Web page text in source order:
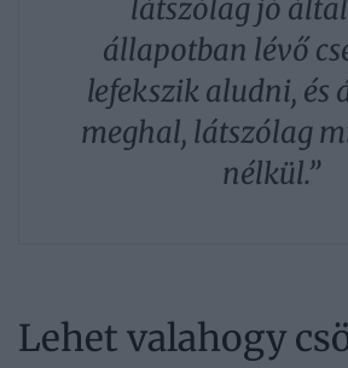
látszólag jó
állapotban lévő
lefekszik aludni, és
meghal, látszólag
nélkül.”
Lehet valahogy